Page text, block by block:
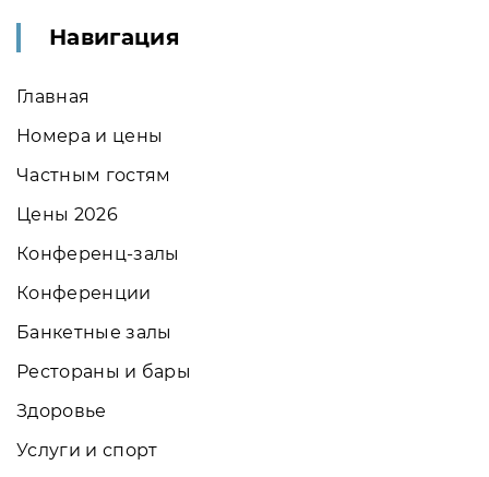
Навигация
Главная
Номера и цены
Частным гостям
Цены 2026
Конференц-залы
Конференции
Банкетные залы
Рестораны и бары
Здоровье
Услуги и спорт